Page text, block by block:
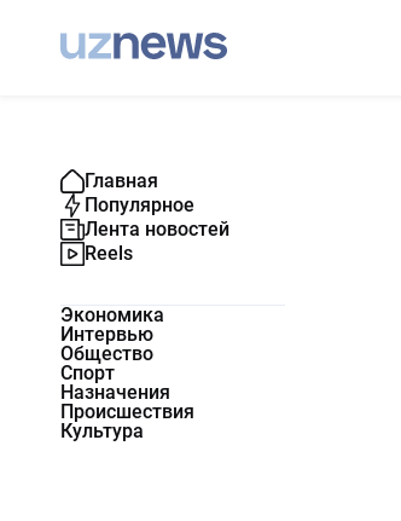
Главная
Популярное
Лента новостей
Reels
Экономика
Интервью
Общество
Спорт
Назначения
Происшествия
Культура